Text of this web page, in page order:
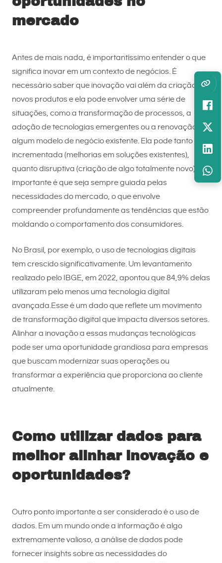
mercado
Antes de mais nada, é importantíssimo entender o que
significa inovar em um contexto de negócios. É
necessário saber que inovação vai além da criação de
novos produtos e ela pode envolver uma série de
situações, como a transformação de processos, a
adoção de tecnologias emergentes ou a renovação de
algum modelo de negócio existente. Ela pode tanto ser
incrementada (melhorias em soluções existentes),
quanto disruptiva (criação de algo totalmente novo). O
importante é que seja sempre guiada pelas
necessidades do mercado, o que envolve
compreender profundamente as tendências que estão
moldando o comportamento dos consumidores.
No Brasil, por exemplo, o uso de tecnologias digitais
tem crescido significativamente. Um levantamento
realizado pelo IBGE, em 2022, apontou que 84,9% delas
utilizaram pelo menos uma tecnologia digital
avançada.Esse é um dado que reflete um movimento
de transformação digital que impacta diversos setores.
Alinhar a inovação a essas mudanças tecnológicas
pode ser uma oportunidade grandiosa para empresas
que buscam modernizar suas operações ou
transformar a experiência que proporciona ao cliente
atualmente.
Como utilizar dados para
melhor alinhar inovação e
oportunidades?
Outro ponto importante a ser considerado é o uso de
dados. Em um mundo onde a informação é algo
extremamente valioso, a análise de dados pode
fornecer insights sobre as necessidades do